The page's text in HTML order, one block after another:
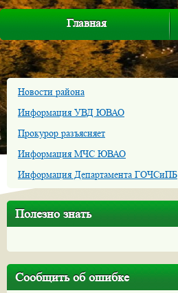
Главная
Новости района
Информация УВД ЮВАО
Прокурор разъясняет
Информация МЧС ЮВАО
Информация Департамента ГОЧСиПБ
Полезно знать
Сообщить об ошибке